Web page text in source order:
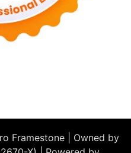
Framestone | Owned by